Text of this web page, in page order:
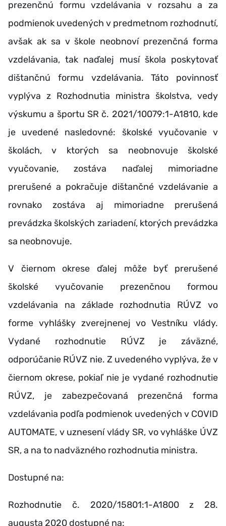
prezenčnú formu vzdelávania v rozsahu a za
podmienok uvedených v predmetnom rozhodnutí,
avšak ak sa v škole neobnoví prezenčná forma
vzdelávania, tak naďalej musí škola poskytovať
dištančnú formu vzdelávania. Táto povinnosť
vyplýva z Rozhodnutia ministra školstva, vedy
výskumu a športu SR č. 2021/10079:1-A1810, kde
je uvedené nasledovné: školské vyučovanie v
školách, v ktorých sa neobnovuje školské
vyučovanie, zostáva naďalej mimoriadne
prerušené a pokračuje dištančné vzdelávanie a
rovnako zostáva aj mimoriadne prerušená
prevádzka školských zariadení, ktorých prevádzka
sa neobnovuje.
V čiernom okrese ďalej môže byť prerušené
školské vyučovanie prezenčnou formou
vzdelávania na základe rozhodnutia RÚVZ vo
forme vyhlášky zverejnenej vo Vestníku vlády.
Vydané rozhodnutie RÚVZ je záväzné,
odporúčanie RÚVZ nie. Z uvedeného vyplýva, že v
čiernom okrese, pokiaľ nie je vydané rozhodnutie
RÚVZ, je zabezpečovaná prezenčná forma
vzdelávania podľa podmienok uvedených v COVID
AUTOMATE, v uznesení vlády SR, vo vyhláške ÚVZ
SR, a na to nadväzného rozhodnutia ministra.
Dostupné na:
Rozhodnutie č. 2020/15801:1-A1800 z 28.
augusta 2020 dostupné na: